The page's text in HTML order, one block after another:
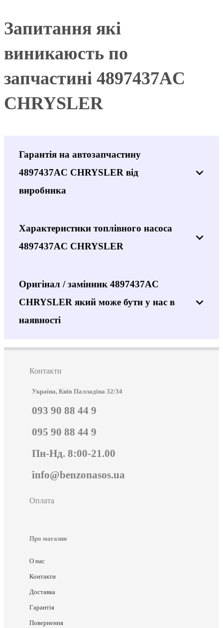
Запитання які
виникаюсть по
запчастині 4897437AC
CHRYSLER
Гарантія на автозапчастину
4897437AC CHRYSLER від
виробника
Характеристики топлівного насоса
4897437AC CHRYSLER
Оригінал / замінник 4897437AC
CHRYSLER який може бути у нас в
наявності
Контакти
Україна, Київ Палладіна 32/34
093 90 88 44 9
095 90 88 44 9
Пн-Нд. 8:00-21.00
info@benzonasos.ua
Оплата
Про магазин
О нас
Контакти
Доставка
Гарантія
Повернення